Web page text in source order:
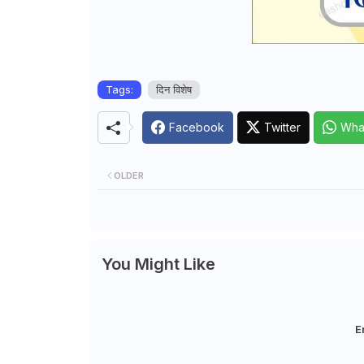
Tags: दिन विशेष
Facebook Twitter
OLDER
You Might Like